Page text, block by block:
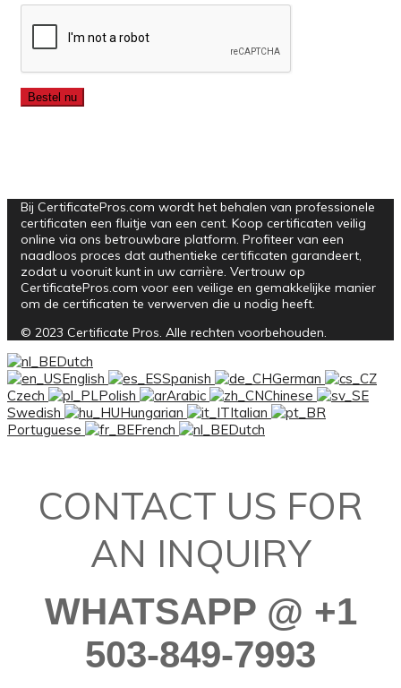
Bij CertificatePros.com wordt het behalen van professionele
certificaten een fluitje van een cent. Koop certificaten veilig
online via ons betrouwbare platform. Profiteer van een
naadloos proces dat authentieke certificaten garandeert,
zodat u vooruit kunt in uw carrière. Vertrouw op
CertificatePros.com voor een veilige en gemakkelijke manier
om de certificaten te verwerven die u nodig heeft.
© 2023 Certificate Pros. Alle rechten voorbehouden.
Dutch
English
Spanish
German
Czech
Polish Arabic
Chinese
Swedish
Hungarian
Italian
Portuguese
French Dutch
CONTACT US FOR
AN INQUIRY
WHATSAPP @ +1
503-849-7993